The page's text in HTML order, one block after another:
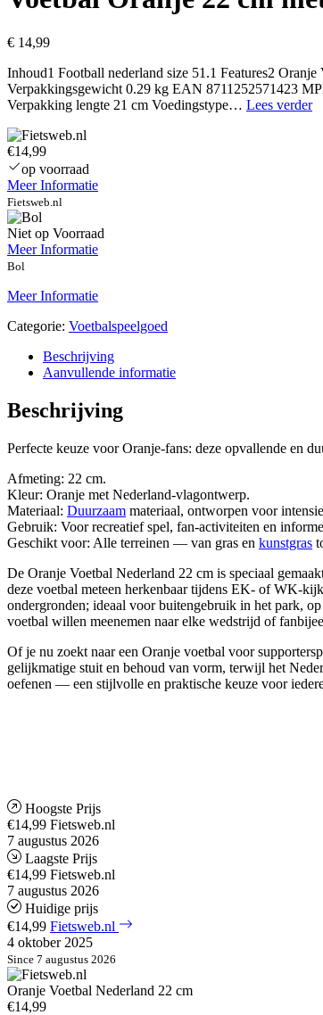
€ 14,99
Inhoud1 Football nederland size 51.1 Features2
Verpakkingsgewicht 0.29 kg EAN 8711252571423
Verpakking lengte 21 cm Voedingstype… Lees verder
€14,99
op voorraad
Meer Informatie
Fietsweb.nl
Niet op Voorraad
Meer Informatie
Bol
Meer Informatie
Categorie: Voetbalspeelgoed
Beschrijving
Aanvullende informatie
Beschrijving
Perfecte keuze voor Oranje-fans: deze opvallende en
Afmeting: 22 cm.
Kleur: Oranje met Nederland-vlagontwerp.
Materiaal: Duurzaam materiaal, ontworpen voor
Gebruik: Voor recreatief spel, fan-activiteiten en
Geschikt voor: Alle terreinen — van gras en kunstgras
De Oranje Voetbal Nederland 22 cm is speciaal
deze voetbal meteen herkenbaar tijdens EK- of WK-
ondergronden; ideaal voor buitengebruik in het park,
voetbal willen meenemen naar elke wedstrijd of
Of je nu zoekt naar een Oranje voetbal voor
gelijkmatige stuit en behoud van vorm, terwijl het
oefenen — een stijlvolle en praktische keuze voor
Hoogste Prijs
€14,99 Fietsweb.nl
7 augustus 2026
Laagste Prijs
€14,99 Fietsweb.nl
7 augustus 2026
Huidige prijs
€14,99 Fietsweb.nl
4 oktober 2025
Since 7 augustus 2026
Oranje Voetbal Nederland 22 cm
€14,99